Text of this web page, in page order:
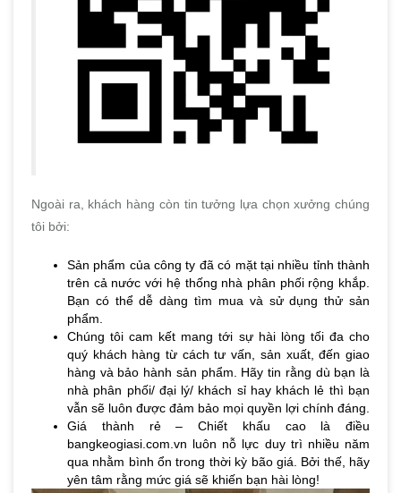
Ngoài ra, khách hàng còn tin tưởng lựa chọn xưởng chúng
tôi bởi:
Sản phẩm của công ty đã có mặt tại nhiều tỉnh thành
trên cả nước với hệ thống nhà phân phối rộng khắp.
Bạn có thể dễ dàng tìm mua và sử dụng thử sản
phẩm.
Chúng tôi cam kết mang tới sự hài lòng tối đa cho
quý khách hàng từ cách tư vấn, sản xuất, đến giao
hàng và bảo hành sản phẩm. Hãy tin rằng dù bạn là
nhà phân phối/ đại lý/ khách sỉ hay khách lẻ thì bạn
vẫn sẽ luôn được đảm bảo mọi quyền lợi chính đáng.
Giá thành rẻ – Chiết khấu cao là điều
bangkeogiasi.com.vn luôn nỗ lực duy trì nhiều năm
qua nhằm bình ổn trong thời kỳ bão giá. Bởi thế, hãy
yên tâm rằng mức giá sẽ khiến bạn hài lòng!